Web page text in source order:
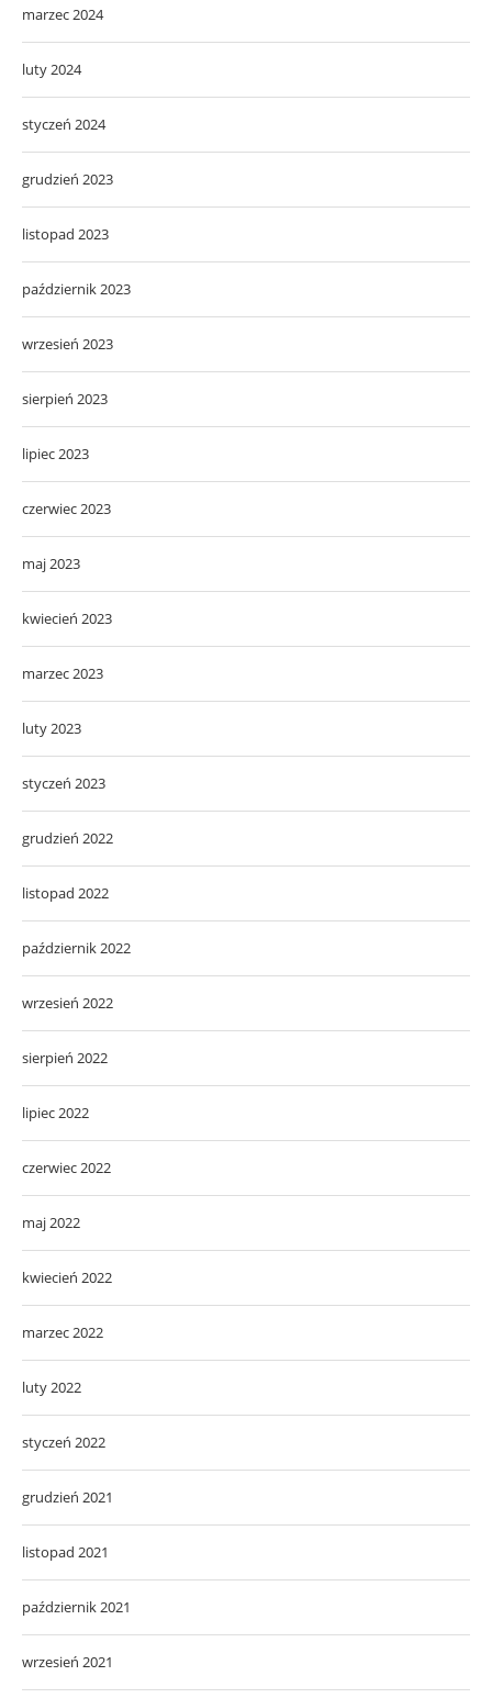
marzec 2024
luty 2024
styczeń 2024
grudzień 2023
listopad 2023
październik 2023
wrzesień 2023
sierpień 2023
lipiec 2023
czerwiec 2023
maj 2023
kwiecień 2023
marzec 2023
luty 2023
styczeń 2023
grudzień 2022
listopad 2022
październik 2022
wrzesień 2022
sierpień 2022
lipiec 2022
czerwiec 2022
maj 2022
kwiecień 2022
marzec 2022
luty 2022
styczeń 2022
grudzień 2021
listopad 2021
październik 2021
wrzesień 2021